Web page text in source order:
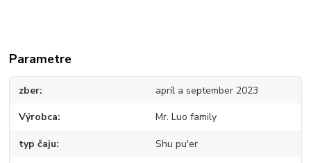
Parametre
zber apríl a september 2023
Výrobca Mr. Luo family
typ čaju Shu pu'er